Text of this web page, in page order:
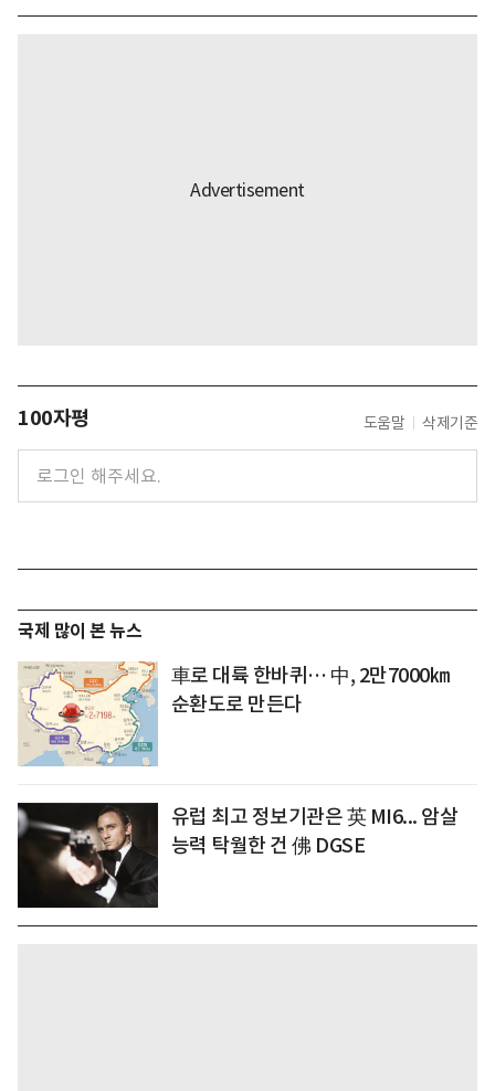
100자평 도움말 삭제기준
국제 많이 본 뉴스
車로 대륙 한바퀴… 中, 2만7000㎞
순환도로 만든다
유럽 최고 정보기관은 英 MI6... 암살
능력 탁월한 건 佛 DGSE